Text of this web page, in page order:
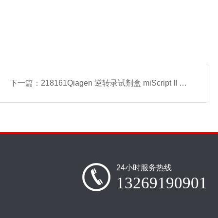
下一篇： 218161Qiagen 逆转录试剂盒 miScript II RT Kit
24小时服务热线
13269190901